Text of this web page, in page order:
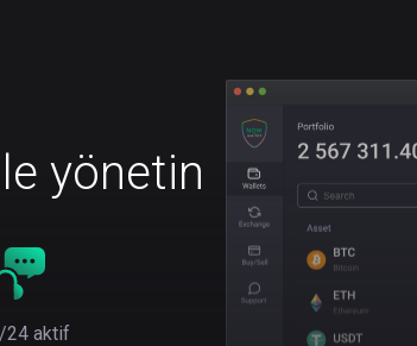
yönetin
24 aktif